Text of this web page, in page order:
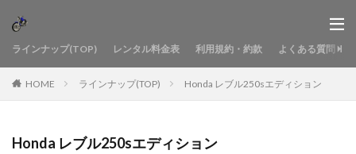
ラインナップ(TOP) レンタル料金表 利用規約・約款 よくある質問
HOME ラインナップ(TOP) Honda レブル250sエディション
Honda レブル250sエディション